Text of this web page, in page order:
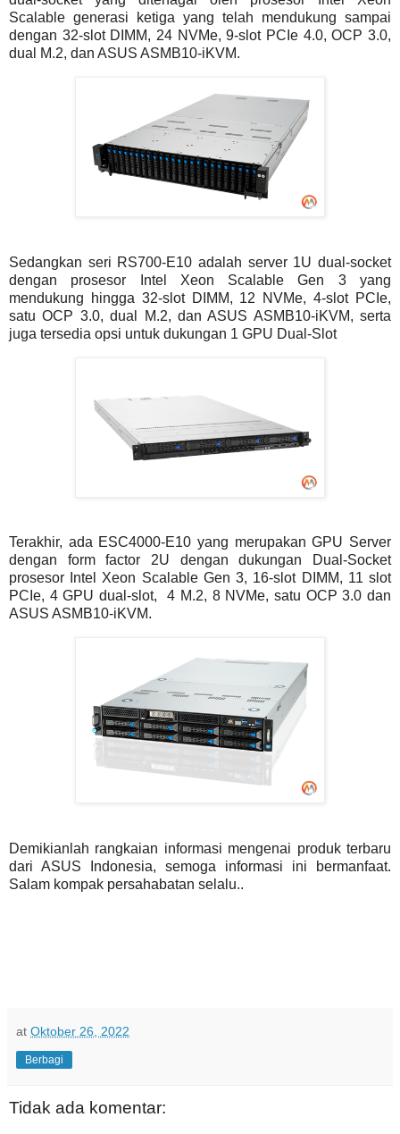
Scalable generasi ketiga yang telah mendukung sampai
dengan 32-slot DIMM, 24 NVMe, 9-slot PCIe 4.0, OCP 3.0,
dual M.2, dan ASUS ASMB10-iKVM.
Sedangkan seri RS700-E10 adalah server 1U dual-socket
dengan prosesor Intel Xeon Scalable Gen 3 yang
mendukung hingga 32-slot DIMM, 12 NVMe, 4-slot PCIe,
satu OCP 3.0, dual M.2, dan ASUS ASMB10-iKVM, serta
juga tersedia opsi untuk dukungan 1 GPU Dual-Slot
Terakhir, ada ESC4000-E10 yang merupakan GPU Server
dengan form factor 2U dengan dukungan Dual-Socket
prosesor Intel Xeon Scalable Gen 3, 16-slot DIMM, 11 slot
PCIe, 4 GPU dual-slot, 4 M.2, 8 NVMe, satu OCP 3.0 dan
ASUS ASMB10-iKVM.
Demikianlah rangkaian informasi mengenai produk terbaru
dari ASUS Indonesia, semoga informasi ini bermanfaat.
Salam kompak persahabatan selalu..
at Oktober 26, 2022
Berbagi
Tidak ada komentar: